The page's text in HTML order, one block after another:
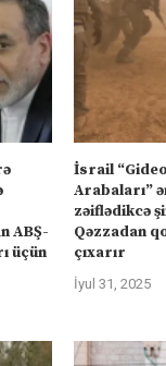
İran
ABŞ-
üçün
İsrail
Arabaları”
zəiflədikcə
Qəzzadan
çıxarır
İyul 31, 2025